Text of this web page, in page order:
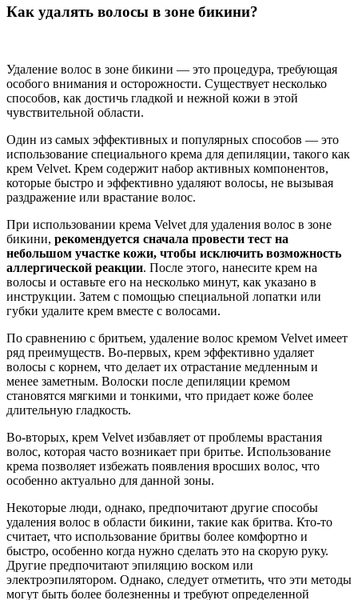
Как удалять волосы в зоне бикини?
Удаление волос в зоне бикини — это процедура, требующая
особого внимания и осторожности. Существует несколько
способов, как достичь гладкой и нежной кожи в этой
чувствительной области.
Один из самых эффективных и популярных способов — это
использование специального крема для депиляции, такого как
крем Velvet. Крем содержит набор активных компонентов,
которые быстро и эффективно удаляют волосы, не вызывая
раздражение или врастание волос.
При использовании крема Velvet для удаления волос в зоне
бикини, рекомендуется сначала провести тест на
небольшом участке кожи, чтобы исключить возможность
аллергической реакции. После этого, нанесите крем на
волосы и оставьте его на несколько минут, как указано в
инструкции. Затем с помощью специальной лопатки или
губки удалите крем вместе с волосами.
По сравнению с бритьем, удаление волос кремом Velvet имеет
ряд преимуществ. Во-первых, крем эффективно удаляет
волосы с корнем, что делает их отрастание медленным и
менее заметным. Волоски после депиляции кремом
становятся мягкими и тонкими, что придает коже более
длительную гладкость.
Во-вторых, крем Velvet избавляет от проблемы врастания
волос, которая часто возникает при бритье. Использование
крема позволяет избежать появления вросших волос, что
особенно актуально для данной зоны.
Некоторые люди, однако, предпочитают другие способы
удаления волос в области бикини, такие как бритва. Кто-то
считает, что использование бритвы более комфортно и
быстро, особенно когда нужно сделать это на скорую руку.
Другие предпочитают эпиляцию воском или
электроэпилятором. Однако, следует отметить, что эти методы
могут быть более болезненны и требуют определенной